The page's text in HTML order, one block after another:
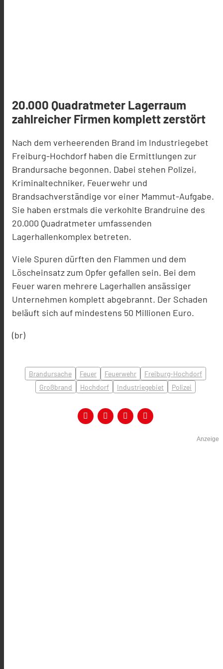
20.000 Quadratmeter Lagerraum
zahlreicher Firmen komplett zerstört
Nach dem verheerenden Brand im Industriegebet
Freiburg-Hochdorf haben die Ermittlungen zur
Brandursache begonnen. Dabei stehen Polizei,
Kriminaltechniker, Feuerwehr und
Brandsachverständige vor einer Mammut-Aufgabe.
Sie haben erstmals die verkohlte Brandruine des
20.000 Quadratmeter umfassenden
Lagerhallenkomplex betreten.
Viele Spuren dürften den Flammen und dem
Löscheinsatz zum Opfer gefallen sein. Bei dem
Feuer waren mehrere Lagerhallen ansässiger
Unternehmen komplett abgebrannt. Der Schaden
beläuft sich auf mindestens 50 Millionen Euro.
(br)
Brandursache Feuer Feuerwehr
Freiburg-Hochdorf
Großbrand
Hochdorf Industriegebiet Polizei
Anzeige